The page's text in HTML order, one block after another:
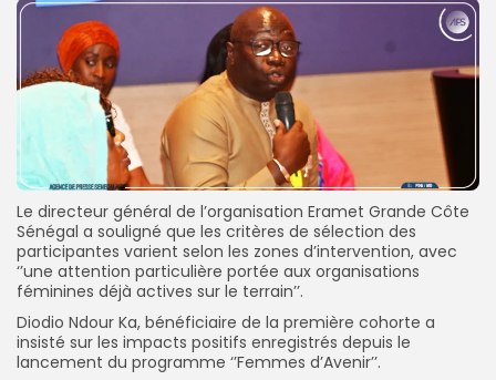
Le directeur général de l’organisation Eramet Grande Côte
Sénégal a souligné que les critères de sélection des
participantes varient selon les zones d’intervention, avec
‘’une attention particulière portée aux organisations
féminines déjà actives sur le terrain’’.
Diodio Ndour Ka, bénéficiaire de la première cohorte a
insisté sur les impacts positifs enregistrés depuis le
lancement du programme ‘’Femmes d’Avenir’’.